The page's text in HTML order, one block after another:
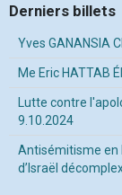
Derniers billets
Yves GANANSIA
Me Eric HATTAB
Lutte contre
9.10.2024
Antisémitisme en
d’Israël